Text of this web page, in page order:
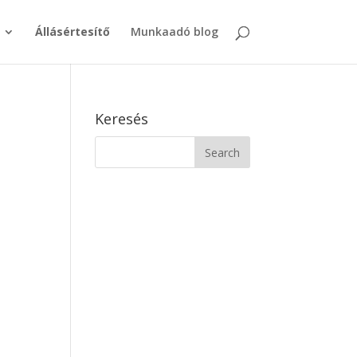
Állásértesítő Munkaadó blog
Keresés